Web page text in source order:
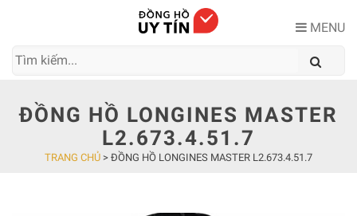
MENU
ĐỒNG HỒ LONGINES MASTER
L2.673.4.51.7
TRANG CHỦ > ĐỒNG HỒ LONGINES MASTER L2.673.4.51.7